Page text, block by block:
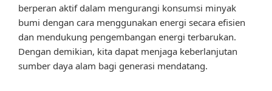
berperan aktif dalam mengurangi konsumsi minyak
bumi dengan cara menggunakan energi secara efisien
dan mendukung pengembangan energi terbarukan.
Dengan demikian, kita dapat menjaga keberlanjutan
sumber daya alam bagi generasi mendatang.